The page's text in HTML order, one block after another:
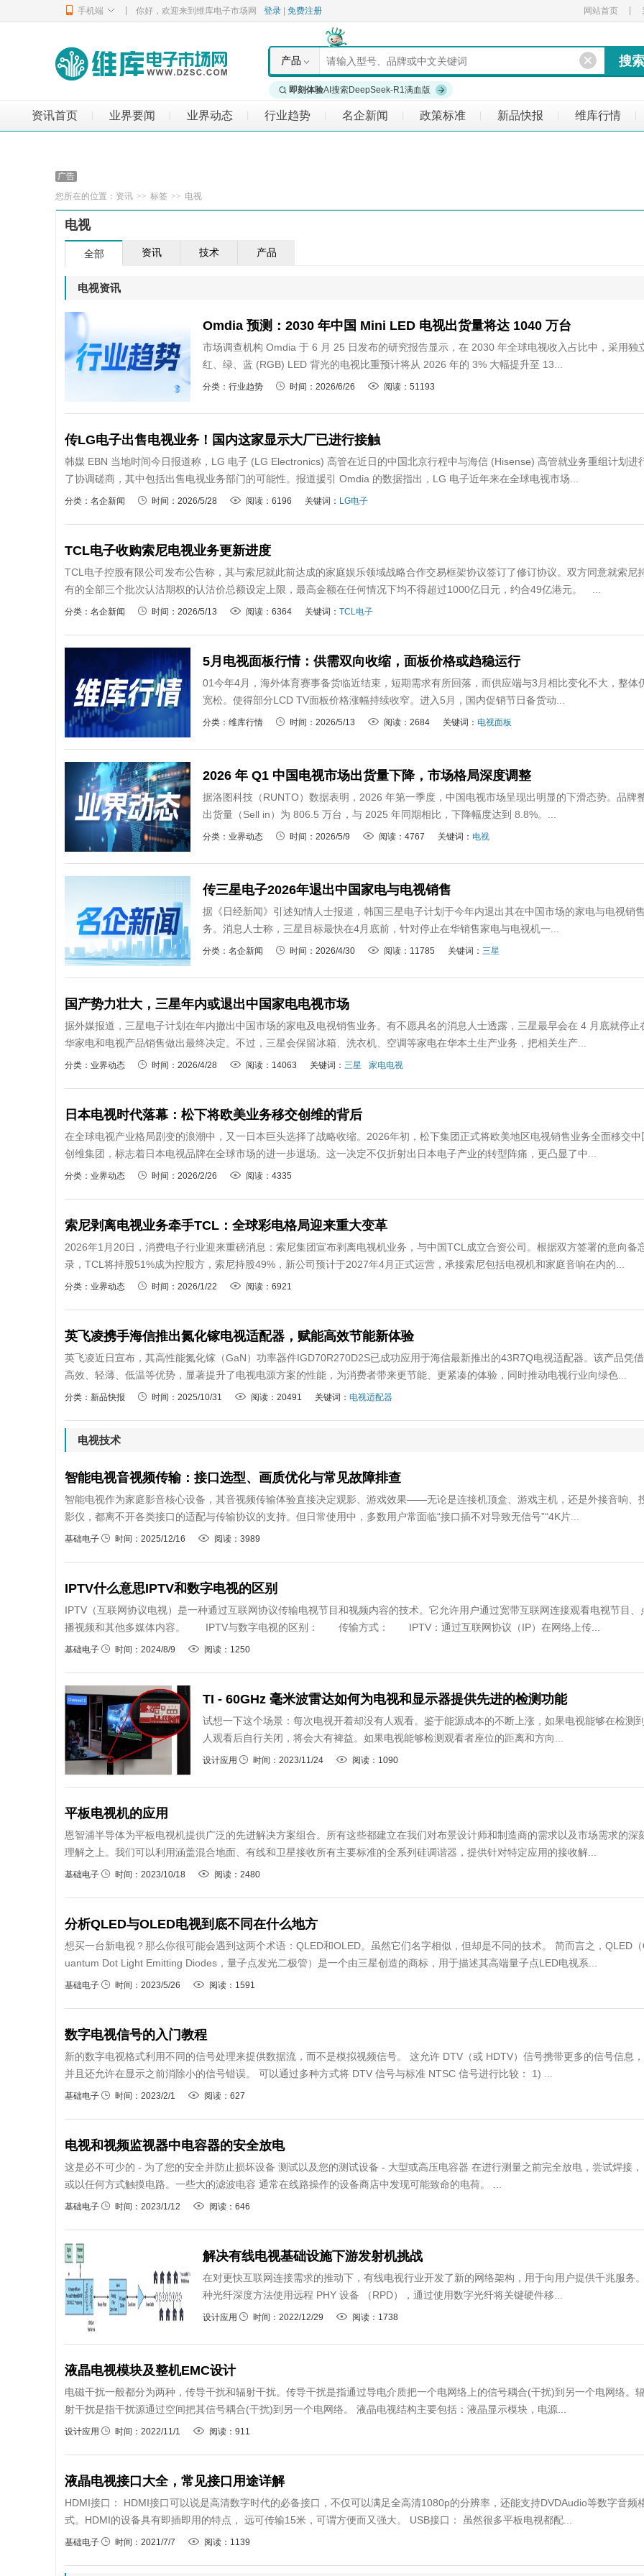
手机端 你好，欢迎来到维库电子市场网 登录 免费注册 网站首页
产品
即刻体验AI搜索DeepSeek-R1满血版
资讯首页 业界要闻 业界动态 行业趋势 名企新闻 政策标准 新品快报 维库行情
您所在的位置： 资讯 >> 标签 >> 电视
电视
全部 资讯 技术 产品
电视资讯
Omdia 预测：2030 年中国 Mini LED 电视出货量将达 1040 万台
市场调查机构 Omdia 于 6 月 25 日发布的研究报告显示，在 2030 年全球电视收入占比中，采用独
红、绿、蓝 (RGB) LED 背光的电视比重预计将从 2026 年的 3% 大幅提升至 13...
分类：行业趋势 时间：2026/6/26 阅读：51193
传LG电子出售电视业务！国内这家显示大厂已进行接触
韩媒 EBN 当地时间今日报道称，LG 电子 (LG Electronics) 高管在近日的中国北京行程中与海信 (Hisense) 高管就业务重组计划进
了协调磋商，其中包括出售电视业务部门的可能性。报道援引 Omdia 的数据指出，LG 电子近年来在全球电视市场...
分类：名企新闻 时间：2026/5/28 阅读：6196 关键词： LG电子
TCL电子收购索尼电视业务更新进度
TCL电子控股有限公司发布公告称，其与索尼就此前达成的家庭娱乐领域战略合作交易框架协议签订了修订协议。双方同意就索尼
有的全部三个批次认沽期权的认沽价总额设定上限，最高金额在任何情况下均不得超过1000亿日元，约合49亿港元。 ...
分类：名企新闻 时间：2026/5/13 阅读：6364 关键词： TCL电子
5月电视面板行情：供需双向收缩，面板价格或趋稳运行
01今年4月，海外体育赛事备货临近结束，短期需求有所回落，而供应端与3月相比变化不大，整体
宽松。使得部分LCD TV面板价格涨幅持续收窄。进入5月，国内促销节日备货动...
分类：维库行情 时间：2026/5/13 阅读：2684 关键词： 电视面板
2026 年 Q1 中国电视市场出货量下降，市场格局深度调整
据洛图科技（RUNTO）数据表明，2026 年第一季度，中国电视市场呈现出明显的下滑态势。品牌
出货量（Sell in）为 806.5 万台，与 2025 年同期相比，下降幅度达到 8.8%。...
分类：业界动态 时间：2026/5/9 阅读：4767 关键词： 电视
传三星电子2026年退出中国家电与电视销售
据《日经新闻》引述知情人士报道，韩国三星电子计划于今年内退出其在中国市场的家电与电视销
务。消息人士称，三星目标最快在4月底前，针对停止在华销售家电与电视机一...
分类：名企新闻 时间：2026/4/30 阅读：11785 关键词： 三星
国产势力壮大，三星年内或退出中国家电电视市场
据外媒报道，三星电子计划在年内撤出中国市场的家电及电视销售业务。有不愿具名的消息人士透露，三星最早会在 4 月底就停止
华家电和电视产品销售做出最终决定。不过，三星会保留冰箱、洗衣机、空调等家电在华本土生产业务，把相关生产...
分类：业界动态 时间：2026/4/28 阅读：14063 关键词： 三星 家电电视
日本电视时代落幕：松下将欧美业务移交创维的背后
在全球电视产业格局剧变的浪潮中，又一日本巨头选择了战略收缩。2026年初，松下集团正式将欧美地区电视销售业务全面移交中
创维集团，标志着日本电视品牌在全球市场的进一步退场。这一决定不仅折射出日本电子产业的转型阵痛，更凸显了中...
分类：业界动态 时间：2026/2/26 阅读：4335
索尼剥离电视业务牵手TCL：全球彩电格局迎来重大变革
2026年1月20日，消费电子行业迎来重磅消息：索尼集团宣布剥离电视机业务，与中国TCL成立合资公司。根据双方签署的意向备
录，TCL将持股51%成为控股方，索尼持股49%，新公司预计于2027年4月正式运营，承接索尼包括电视机和家庭音响在内的...
分类：业界动态 时间：2026/1/22 阅读：6921
英飞凌携手海信推出氮化镓电视适配器，赋能高效节能新体验
英飞凌近日宣布，其高性能氮化镓（GaN）功率器件IGD70R270D2S已成功应用于海信最新推出的43R7Q电视适配器。该产品凭借
高效、轻薄、低温等优势，显著提升了电视电源方案的性能，为消费者带来更节能、更紧凑的体验，同时推动电视行业向绿色...
分类：新品快报 时间：2025/10/31 阅读：20491 关键词： 电视适配器
电视技术
智能电视音视频传输：接口选型、画质优化与常见故障排查
智能电视作为家庭影音核心设备，其音视频传输体验直接决定观影、游戏效果——无论是连接机顶盒、游戏主机，还是外接音响、
影仪，都离不开各类接口的适配与传输协议的支持。但日常使用中，多数用户常面临“接口插不对导致无信号”“4K片...
基础电子 时间：2025/12/16 阅读：3989
IPTV什么意思IPTV和数字电视的区别
IPTV（互联网协议电视）是一种通过互联网协议传输电视节目和视频内容的技术。它允许用户通过宽带互联网连接观看电视节目、
播视频和其他多媒体内容。 IPTV与数字电视的区别： 传输方式： IPTV：通过互联网协议（IP）在网络上传...
基础电子 时间：2024/8/9 阅读：1250
TI - 60GHz 毫米波雷达如何为电视和显示器提供先进的检测功能
试想一下这个场景：每次电视开着却没有人观看。鉴于能源成本的不断上涨，如果电视能够在检测
人观看后自行关闭，将会大有裨益。如果电视能够检测观看者座位的距离和方向...
设计应用 时间：2023/11/24 阅读：1090
平板电视机的应用
恩智浦半导体为平板电视机提供广泛的先进解决方案组合。所有这些都建立在我们对布景设计师和制造商的需求以及市场需求的深
理解之上。我们可以利用涵盖混合地面、有线和卫星接收所有主要标准的全系列硅调谐器，提供针对特定应用的接收解...
基础电子 时间：2023/10/18 阅读：2480
分析QLED与OLED电视到底不同在什么地方
想买一台新电视？那么你很可能会遇到这两个术语：QLED和OLED。虽然它们名字相似，但却是不同的技术。 简而言之，QLED
uantum Dot Light Emitting Diodes，量子点发光二极管）是一个由三星创造的商标，用于描述其高端量子点LED电视系...
基础电子 时间：2023/5/26 阅读：1591
数字电视信号的入门教程
新的数字电视格式利用不同的信号处理来提供数据流，而不是模拟视频信号。 这允许 DTV（或 HDTV）信号携带更多的信号信息，
并且还允许在显示之前消除小的信号错误。 可以通过多种方式将 DTV 信号与标准 NTSC 信号进行比较： 1) ...
基础电子 时间：2023/2/1 阅读：627
电视和视频监视器中电容器的安全放电
这是必不可少的 - 为了您的安全并防止损坏设备 测试以及您的测试设备 - 大型或高压电容器 在进行测量之前完全放电，尝试焊接，
或以任何方式触摸电路。一些大的滤波电容 通常在线路操作的设备商店中发现可能致命的电荷。 ...
基础电子 时间：2023/1/12 阅读：646
解决有线电视基础设施下游发射机挑战
在对更快互联网连接需求的推动下，有线电视行业开发了新的网络架构，用于向用户提供千兆服务
种光纤深度方法使用远程 PHY 设备 （RPD），通过使用数字光纤将关键硬件移...
设计应用 时间：2022/12/29 阅读：1738
液晶电视模块及整机EMC设计
电磁干扰一般都分为两种，传导干扰和辐射干扰。传导干扰是指通过导电介质把一个电网络上的信号耦合(干扰)到另一个电网络。
射干扰是指干扰源通过空间把其信号耦合(干扰)到另一个电网络。 液晶电视结构主要包括：液晶显示模块，电源...
设计应用 时间：2022/11/1 阅读：911
液晶电视接口大全，常见接口用途详解
HDMI接口： HDMI接口可以说是高清数字时代的必备接口，不仅可以满足全高清1080p的分辨率，还能支持DVDAudio等数字音频
式。HDMI的设备具有即插即用的特点， 远可传输15米，可谓方便而又强大。 USB接口： 虽然很多平板电视都配...
基础电子 时间：2021/7/7 阅读：1139